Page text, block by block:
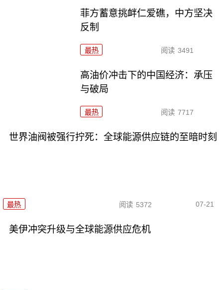
菲方蓄意挑衅仁爱礁，中方坚决
反制
最热 阅读 3491
高油价冲击下的中国经济：承压
与破局
最热 阅读 7717
世界油阀被强行拧死：全球能源供应链的至暗时刻
最热 阅读 5372 07-21
美伊冲突升级与全球能源供应危机